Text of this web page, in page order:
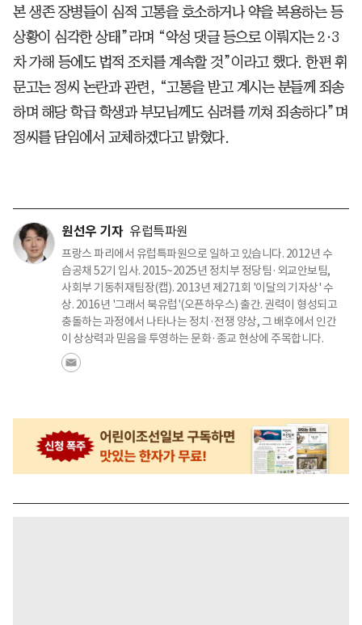
본 생존 장병들이 심적 고통을 호소하거나 약을 복용하는 등
상황이 심각한 상태”라며 “악성 댓글 등으로 이뤄지는 2·3
차 가해 등에도 법적 조치를 계속할 것”이라고 했다. 한편 휘
문고는 정씨 논란과 관련, “고통을 받고 계시는 분들께 죄송
하며 해당 학급 학생과 부모님께도 심려를 끼쳐 죄송하다”며
정씨를 담임에서 교체하겠다고 밝혔다.
원선우 기자 유럽특파원
프랑스 파리에서 유럽특파원으로 일하고 있습니다. 2012년 수
습공채 52기 입사. 2015~2025년 정치부 정당팀·외교안보팀,
사회부 기동취재팀장(캡). 2013년 제271회 '이달의 기자상' 수
상. 2016년 '그래서 북유럽'(오픈하우스) 출간. 권력이 형성되고
충돌하는 과정에서 나타나는 정치·전쟁 양상, 그 배후에서 인간
이 상상력과 믿음을 투영하는 문화·종교 현상에 주목합니다.